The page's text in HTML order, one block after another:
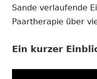
Sande verlaufende
Paartherapie über
Ein kurzer